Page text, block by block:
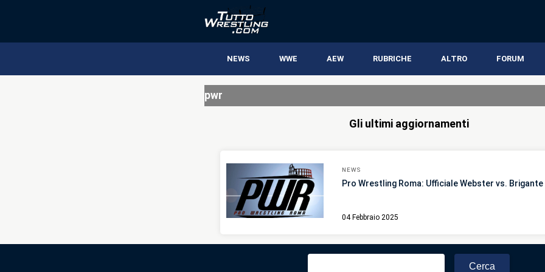
NEWS WWE AEW RUBRICHE ALTRO FORUM
pwr
Gli ultimi aggiornamenti
NEWS
Pro Wrestling Roma: Ufficiale Webster vs. Brigante
04 Febbraio 2025